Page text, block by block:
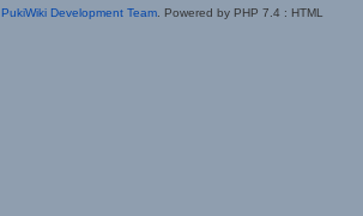
PukiWiki Development Team. Powered by PHP 7.4 : HTML